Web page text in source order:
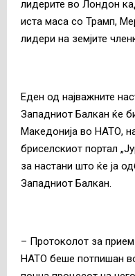
лидерите во Лондон
иста маса со Трамп,
лидери на земјите
Еден од најважните
Западниот Балкан ќе
Македонија во НАТО,
бриселскиот портал
за настани што ќе ја
Западниот Балкан.
– Протоколот за
НАТО беше потпишан